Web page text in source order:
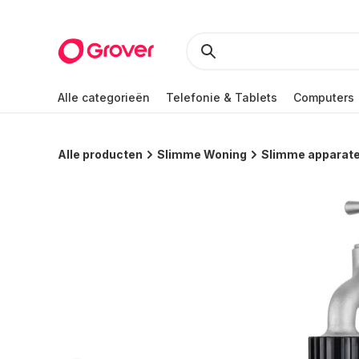
Alle categorieën Telefonie & Tablets Computers
Alle producten Slimme Woning Slimme